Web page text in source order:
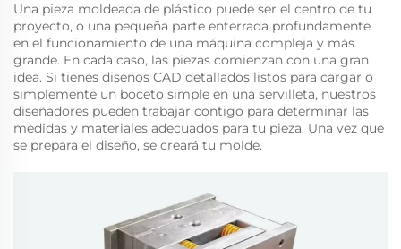
Una pieza moldeada de plástico puede ser el centro de tu
proyecto, o una pequeña parte enterrada profundamente
en el funcionamiento de una máquina compleja y más
grande. En cada caso, las piezas comienzan con una gran
idea. Si tienes diseños CAD detallados listos para cargar o
simplemente un boceto simple en una servilleta, nuestros
diseñadores pueden trabajar contigo para determinar las
medidas y materiales adecuados para tu pieza. Una vez que
se prepara el diseño, se creará tu molde.